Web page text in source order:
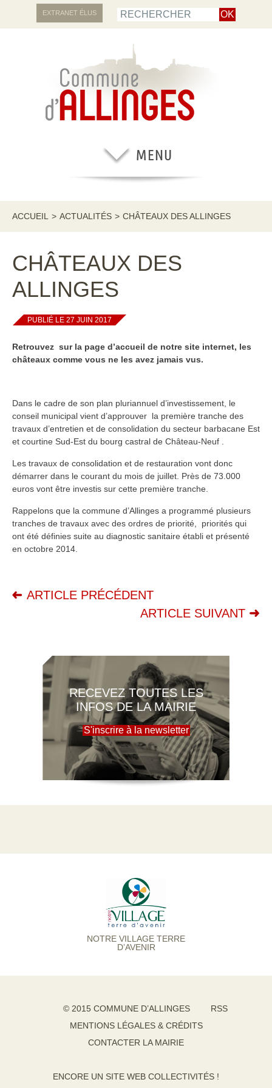
EXTRANET ÉLUS
ACCUEIL > ACTUALITÉS > CHÂTEAUX DES ALLINGES
CHÂTEAUX DES
ALLINGES
PUBLIÉ LE 27 JUIN 2017
Retrouvez sur la page d’accueil de notre site internet, les
châteaux comme vous ne les avez jamais vus.
Dans le cadre de son plan pluriannuel d’investissement, le
conseil municipal vient d’approuver la première tranche des
travaux d’entretien et de consolidation du secteur barbacane Est
et courtine Sud-Est du bourg castral de Château-Neuf .
Les travaux de consolidation et de restauration vont donc
démarrer dans le courant du mois de juillet. Près de 73.000
euros vont être investis sur cette première tranche.
Rappelons que la commune d’Allinges a programmé plusieurs
tranches de travaux avec des ordres de priorité, priorités qui
ont été définies suite au diagnostic sanitaire établi et présenté
en octobre 2014.
ARTICLE PRÉCÉDENT
ARTICLE SUIVANT
RECEVEZ TOUTES LES
INFOS DE LA MAIRIE
S'inscrire à la newsletter
NOTRE VILLAGE TERRE
D’AVENIR
© 2015 COMMUNE D’ALLINGES
RSS
MENTIONS LÉGALES & CRÉDITS
CONTACTER LA MAIRIE
ENCORE UN SITE WEB COLLECTIVITÉS !